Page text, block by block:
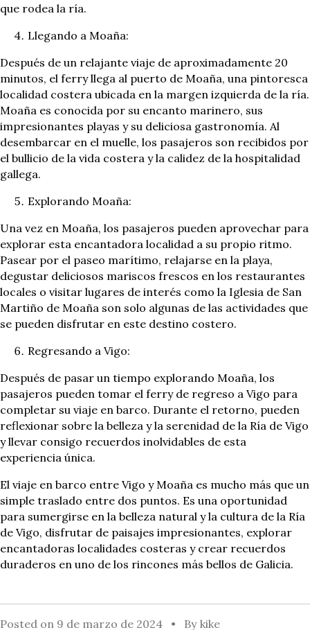
que rodea la ría.
Llegando a Moaña:
Después de un relajante viaje de aproximadamente 20
minutos, el ferry llega al puerto de Moaña, una pintoresca
localidad costera ubicada en la margen izquierda de la ría.
Moaña es conocida por su encanto marinero, sus
impresionantes playas y su deliciosa gastronomía. Al
desembarcar en el muelle, los pasajeros son recibidos por
el bullicio de la vida costera y la calidez de la hospitalidad
gallega.
Explorando Moaña:
Una vez en Moaña, los pasajeros pueden aprovechar para
explorar esta encantadora localidad a su propio ritmo.
Pasear por el paseo marítimo, relajarse en la playa,
degustar deliciosos mariscos frescos en los restaurantes
locales o visitar lugares de interés como la Iglesia de San
Martiño de Moaña son solo algunas de las actividades que
se pueden disfrutar en este destino costero.
Regresando a Vigo:
Después de pasar un tiempo explorando Moaña, los
pasajeros pueden tomar el ferry de regreso a Vigo para
completar su viaje en barco. Durante el retorno, pueden
reflexionar sobre la belleza y la serenidad de la Ría de Vigo
y llevar consigo recuerdos inolvidables de esta
experiencia única.
El viaje en barco entre Vigo y Moaña es mucho más que un
simple traslado entre dos puntos. Es una oportunidad
para sumergirse en la belleza natural y la cultura de la Ría
de Vigo, disfrutar de paisajes impresionantes, explorar
encantadoras localidades costeras y crear recuerdos
duraderos en uno de los rincones más bellos de Galicia.
Posted on 9 de marzo de 2024 By kike